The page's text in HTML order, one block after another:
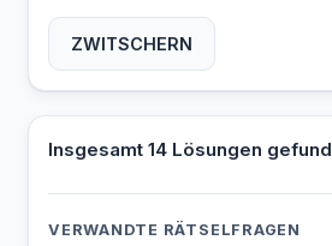
ZWITSCHERN
Insgesamt 14 Lösungen
VERWANDTE RÄTSELFRAGEN